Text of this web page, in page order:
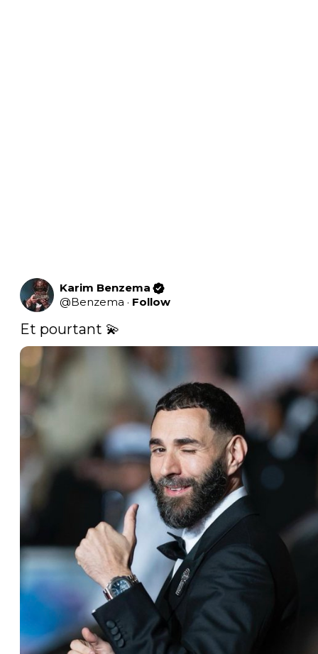
Karim Benzema
@Benzema · Follow
Et pourtant 💫